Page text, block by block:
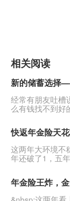
相关阅读
经常有朋友吐槽
么有钱找不到好
&nbsp;有这种担
——海港金多多1
年回血，5年领
5.18%！&nbsp;
资金稳定增值又
年金险适不适合
这两年大环境不
年还破了1，五
着没意思，该挪
有更高的增值？
给了大家更好的